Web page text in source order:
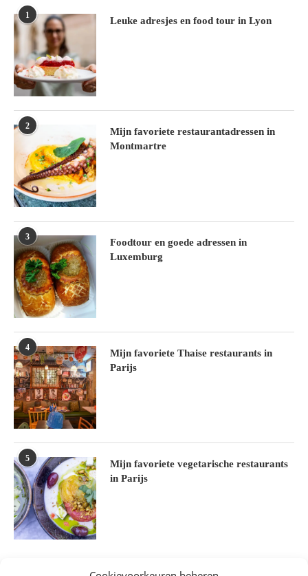
1
Leuke adresjes en food tour in Lyon
2
Mijn favoriete restaurantadressen in
Montmartre
3
Foodtour en goede adressen in
Luxemburg
4
Mijn favoriete Thaise restaurants in
Parijs
5
Mijn favoriete vegetarische restaurants
in Parijs